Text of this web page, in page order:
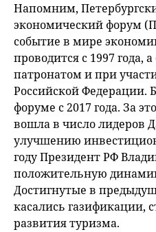
Напомним,
экономический форум
событие в мире
проводится с 1997 года,
патронатом и при
Российской Федерации.
форуме с 2017 года. За
вошла в число лидеров
улучшению
году Президент РФ
положительную
Достигнутые в
касались газификации,
развития туризма.